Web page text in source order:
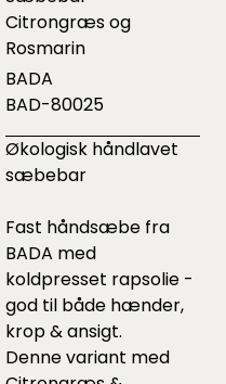
Citrongræs og
Rosmarin
BADA
BAD-80025
Økologisk håndlavet
sæbebar
Fast håndsæbe fra
BADA med
koldpresset rapsolie -
god til både hænder,
krop & ansigt.
Denne variant med